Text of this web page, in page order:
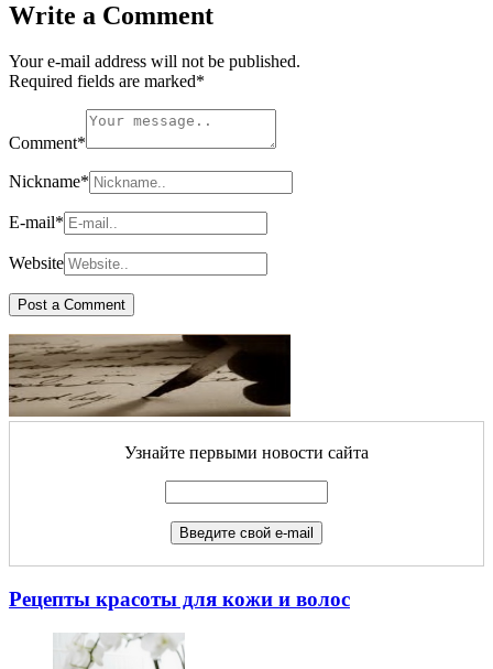
Write a Comment
Your e-mail address will not be published.
Required fields are marked*
Comment*
Nickname*
E-mail*
Website
Узнайте первыми новости сайта
Рецепты красоты для кожи и волос